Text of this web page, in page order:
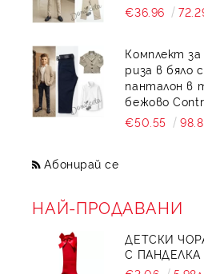
€36.96
Комплект
риза в бяло
панталон в
бежово
€50.55
Абонирай се
НАЙ-ПРОДАВАНИ
ДЕТСКИ
С ПАНДЕЛКА